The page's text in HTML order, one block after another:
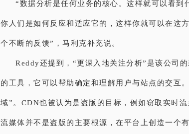
“数据分析是任何业务的核心。这样就可以看到
你人们是如何反应和适应它的，这样你就可以在这
个不断的反馈”，马利克补充说。
Reddy还提到，“更深入地关注分析”是该公司
的工具，它可以帮助确定和理解用户与站点的交互
域”。CDN也被认为是盗版的目标，例如窃取实时
流媒体并不是盗版的主要根源，在平台上创造一个